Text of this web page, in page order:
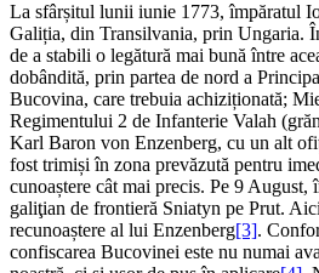
La sfârșitul lunii iunie 1773, împăratul
Galiția, din Transilvania, prin Ungaria.
de a stabili o legătură mai bună între
dobândită, prin partea de nord a
Bucovina, care trebuia achiziționată;
Regimentului 2 de Infanterie Valah
Karl Baron von Enzenberg, cu un alt
fost trimiși în zona prevăzută pentru
cunoaștere cât mai precis. Pe 9 August,
galiţian de frontieră Sniatyn pe Prut.
recunoaștere al lui Enzenberg[3].
confiscarea Bucovinei este nu numai